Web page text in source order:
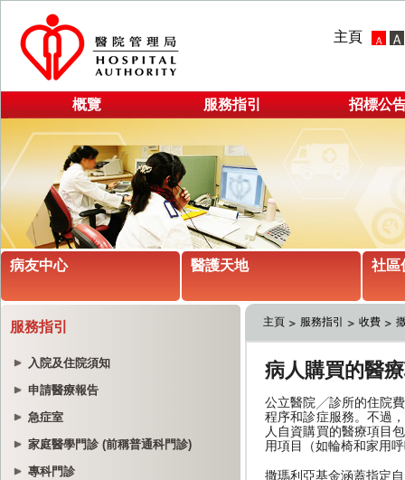
主頁
概覽 服務指引 招標公
病友中心 醫護天地 社區
服務指引
入院及住院須知
申請醫療報告
急症室
家庭醫學門診 (前稱普通科門診)
專科門診
主頁 服務指引 收費